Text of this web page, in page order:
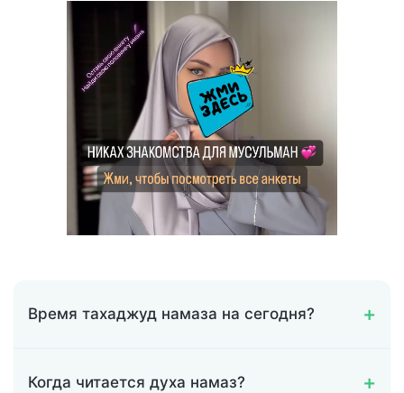
Время тахаджуд намаза на сегодня?
Когда читается духа намаз?